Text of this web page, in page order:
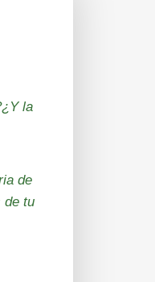
la
de
de tu